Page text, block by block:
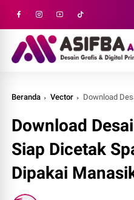
Beranda Vector Download Desain
Download
Siap Dicetak
Dipakai